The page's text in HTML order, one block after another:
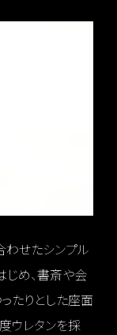
わせたシンプル
じめ、書斎や会
たりとした座面
ウレタンを採